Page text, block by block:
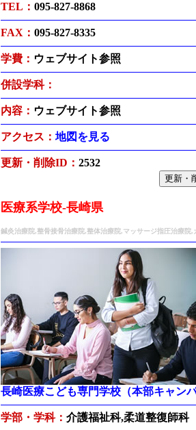
TEL： 095-827-8868
FAX： 095-827-8335
学費： ウェブサイト参照
併設学科：
内容： ウェブサイト参照
アクセス： 地図を見る
更新・削除ID： 2532
医療系学校-長崎県
鍼灸治療院,整骨接骨治療院,整体治療院,マッサージ指圧治療院
長崎医療こども専門学校（本部キャン
学部・学科： 介護福祉科,柔道整復師科